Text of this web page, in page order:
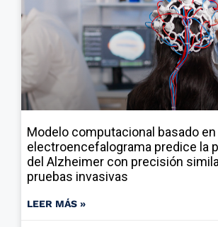
Modelo computacional basado en
electroencefalograma predice la
del Alzheimer con precisión
pruebas invasivas
LEER MÁS »